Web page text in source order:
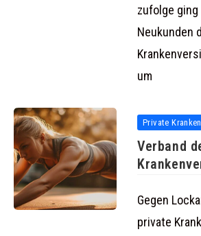
zufolge
Neukunden
um
Private
Verband
Werbung
Gegen
private